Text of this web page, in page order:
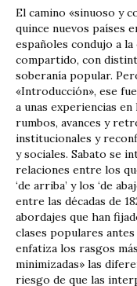
El camino «sinuoso y
quince nuevos países
españoles condujo a
compartido, con
soberanía popular.
«Introducción», ese
a unas experiencias
rumbos, avances y
institucionales y
y sociales. Sabato se
relaciones entre los
‘de arriba’ y los ‘de
entre las décadas de
abordajes que han
clases populares
enfatiza los rasgos
minimizadas» las
riesgo de que las